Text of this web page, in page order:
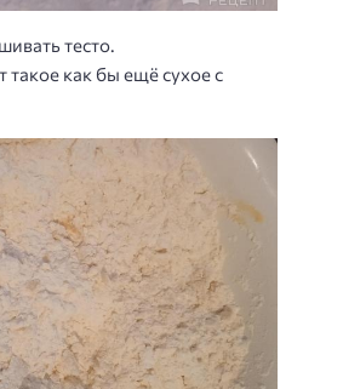
тесто.
такое как бы ещё сухое с